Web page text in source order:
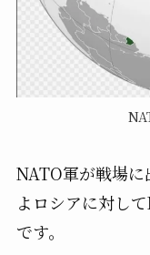
NATO軍が戦場
よロシアに対し
です。